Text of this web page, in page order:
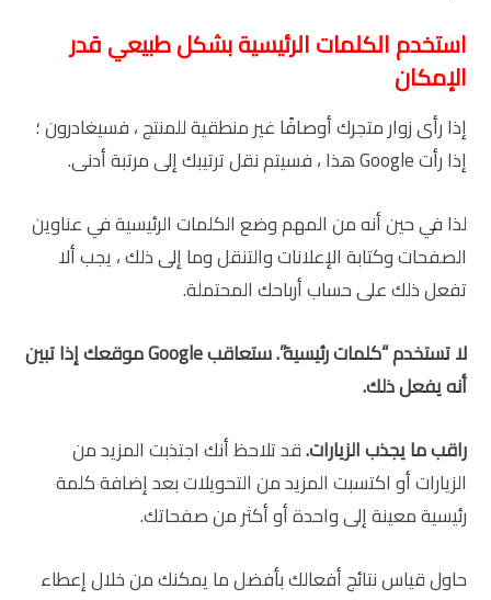
استخدم الكلمات الرئيسية بشكل طبيعي قدر
الإمكان
إذا رأى زوار متجرك أوصافًا غير منطقية للمنتج ، فسيغادرون ؛
إذا رأت Google هذا ، فسيتم نقل ترتيبك إلى مرتبة أدنى.
لذا في حين أنه من المهم وضع الكلمات الرئيسية في عناوين
الصفحات وكتابة الإعلانات والتنقل وما إلى ذلك ، يجب ألا
تفعل ذلك على حساب أرباحك المحتملة.
لا تستخدم “كلمات رئيسية”. ستعاقبGoogleموقعك إذا تبين
أنه يفعل ذلك.
راقب ما يجذب الزيارات.قد تلاحظ أنك اجتذبت المزيد من
الزيارات أو اكتسبت المزيد من التحويلات بعد إضافة كلمة
رئيسية معينة إلى واحدة أو أكثر من صفحاتك.
حاول قياس نتائج أفعالك بأفضل ما يمكنك من خلال إعطاء